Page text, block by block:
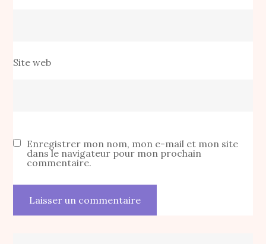
Site web
Enregistrer mon nom, mon e-mail et mon site
dans le navigateur pour mon prochain
commentaire.